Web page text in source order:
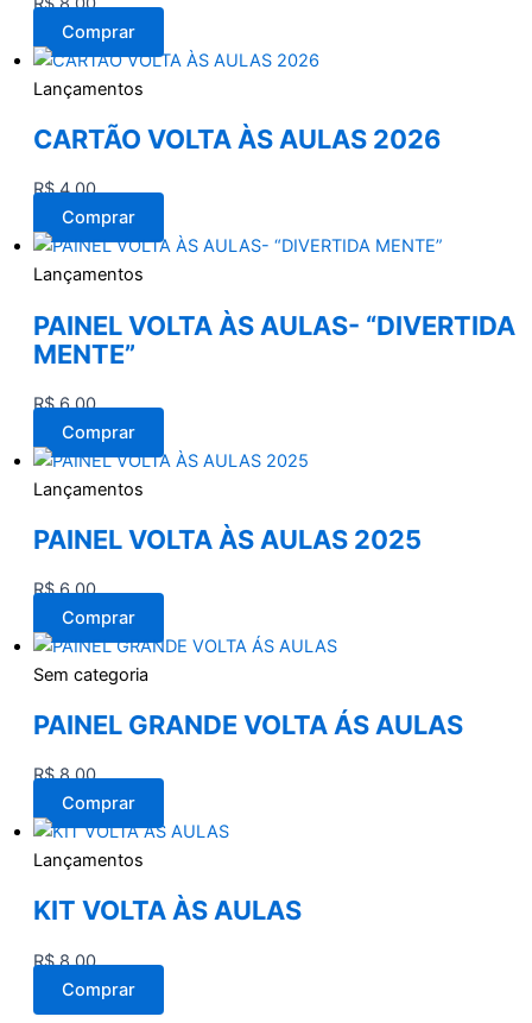
Comprar
Lançamentos
CARTÃO VOLTA ÀS AULAS 2026
R$4,00
Comprar
Lançamentos
PAINEL VOLTA ÀS AULAS- “DIVERTIDA
MENTE”
R$6,00
Comprar
Lançamentos
PAINEL VOLTA ÀS AULAS 2025
R$6,00
Comprar
Sem categoria
PAINEL GRANDE VOLTA ÁS AULAS
R$8,00
Comprar
Lançamentos
KIT VOLTA ÀS AULAS
R$8,00
Comprar